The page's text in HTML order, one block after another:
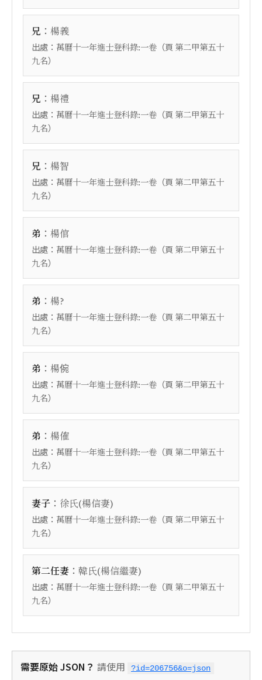
兄 ： 楊義
出處： 萬曆十一年進士登科錄:一卷 （頁 第二甲第五十
九名）
兄 ： 楊禮
出處： 萬曆十一年進士登科錄:一卷 （頁 第二甲第五十
九名）
兄 ： 楊智
出處： 萬曆十一年進士登科錄:一卷 （頁 第二甲第五十
九名）
弟 ： 楊倌
出處： 萬曆十一年進士登科錄:一卷 （頁 第二甲第五十
九名）
弟 ： 楊?
出處： 萬曆十一年進士登科錄:一卷 （頁 第二甲第五十
九名）
弟 ： 楊倇
出處： 萬曆十一年進士登科錄:一卷 （頁 第二甲第五十
九名）
弟 ： 楊傕
出處： 萬曆十一年進士登科錄:一卷 （頁 第二甲第五十
九名）
妻子 ： 徐氏(楊信妻)
出處： 萬曆十一年進士登科錄:一卷 （頁 第二甲第五十
九名）
第二任妻 ： 韓氏(楊信繼妻)
出處： 萬曆十一年進士登科錄:一卷 （頁 第二甲第五十
九名）
需要原始 JSON？ 請使用 ?id=206756&o=json